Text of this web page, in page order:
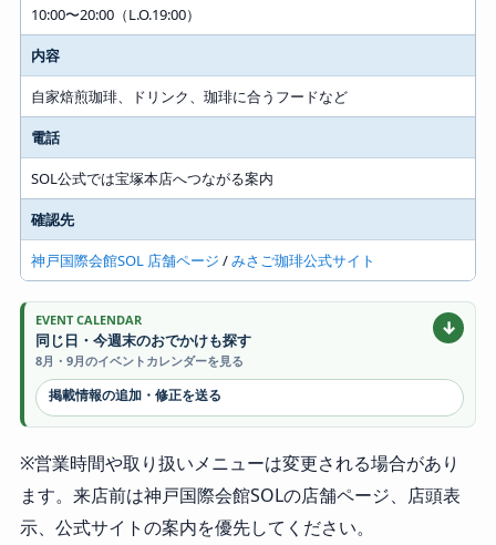
10:00〜20:00（L.O.19:00）
内容
自家焙煎珈琲、ドリンク、珈琲に合うフードなど
電話
SOL公式では宝塚本店へつながる案内
確認先
神戸国際会館SOL 店舗ページ /みさご珈琲公式サイト
EVENT CALENDAR
同じ日・今週末のおでかけも探す
8月・9月のイベントカレンダーを見る
↓
掲載情報の追加・修正を送る
※営業時間や取り扱いメニューは変更される場合があり
ます。来店前は神戸国際会館SOLの店舗ページ、店頭表
示、公式サイトの案内を優先してください。